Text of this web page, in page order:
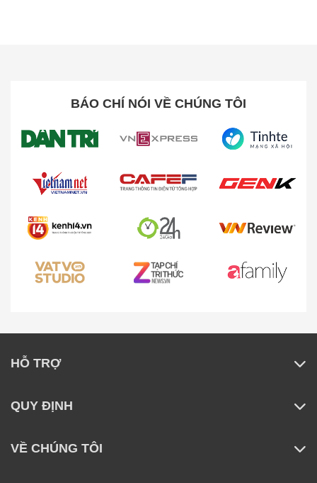
BÁO CHÍ NÓI VỀ CHÚNG TÔI
HỖ TRỢ
QUY ĐỊNH
VỀ CHÚNG TÔI